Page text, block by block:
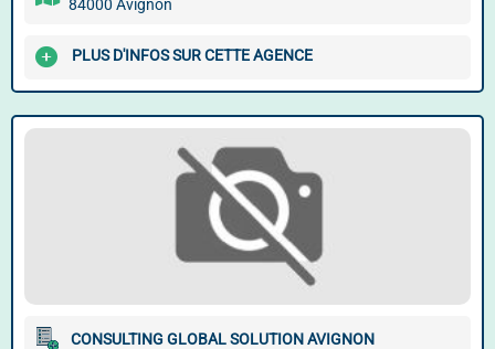
84000 Avignon
PLUS D'INFOS SUR CETTE AGENCE
CONSULTING GLOBAL SOLUTION AVIGNON